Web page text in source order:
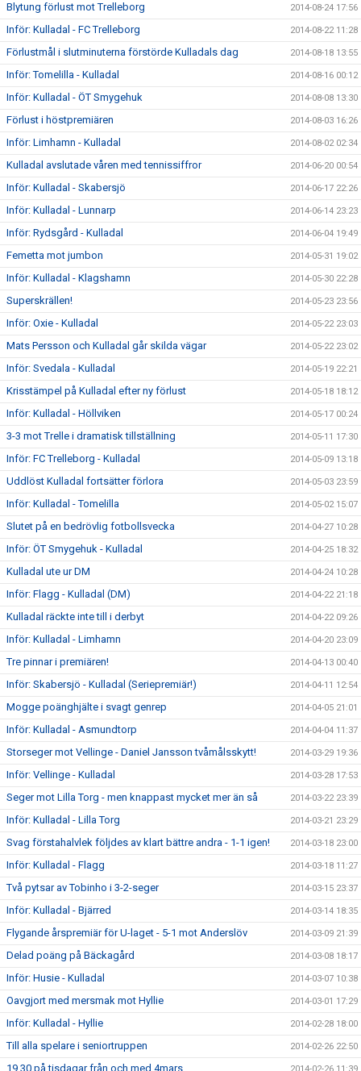
Blytung förlust mot Trelleborg 2014-08-24 17:56
Inför: Kulladal - FC Trelleborg 2014-08-22 11:28
Förlustmål i slutminuterna förstörde Kulladals dag 2014-08-18 13:55
Inför: Tomelilla - Kulladal 2014-08-16 00:12
Inför: Kulladal - ÖT Smygehuk 2014-08-08 13:30
Förlust i höstpremiären 2014-08-03 16:26
Inför: Limhamn - Kulladal 2014-08-02 02:34
Kulladal avslutade våren med tennissiffror 2014-06-20 00:54
Inför: Kulladal - Skabersjö 2014-06-17 22:26
Inför: Kulladal - Lunnarp 2014-06-14 23:23
Inför: Rydsgård - Kulladal 2014-06-04 19:49
Femetta mot jumbon 2014-05-31 19:02
Inför: Kulladal - Klagshamn 2014-05-30 22:28
Superskrällen! 2014-05-23 23:56
Inför: Oxie - Kulladal 2014-05-22 23:03
Mats Persson och Kulladal går skilda vägar 2014-05-22 23:02
Inför: Svedala - Kulladal 2014-05-19 22:21
Krisstämpel på Kulladal efter ny förlust 2014-05-18 18:12
Inför: Kulladal - Höllviken 2014-05-17 00:24
3-3 mot Trelle i dramatisk tillställning 2014-05-11 17:30
Inför: FC Trelleborg - Kulladal 2014-05-09 13:18
Uddlöst Kulladal fortsätter förlora 2014-05-03 23:59
Inför: Kulladal - Tomelilla 2014-05-02 15:07
Slutet på en bedrövlig fotbollsvecka 2014-04-27 10:28
Inför: ÖT Smygehuk - Kulladal 2014-04-25 18:32
Kulladal ute ur DM 2014-04-24 10:28
Inför: Flagg - Kulladal (DM) 2014-04-22 21:18
Kulladal räckte inte till i derbyt 2014-04-22 09:26
Inför: Kulladal - Limhamn 2014-04-20 23:09
Tre pinnar i premiären! 2014-04-13 00:40
Inför: Skabersjö - Kulladal (Seriepremiär!) 2014-04-11 12:54
Mogge poänghjälte i svagt genrep 2014-04-05 21:01
Inför: Kulladal - Asmundtorp 2014-04-04 11:37
Storseger mot Vellinge - Daniel Jansson tvåmålsskytt! 2014-03-29 19:36
Inför: Vellinge - Kulladal 2014-03-28 17:53
Seger mot Lilla Torg - men knappast mycket mer än så 2014-03-22 23:39
Inför: Kulladal - Lilla Torg 2014-03-21 23:29
Svag förstahalvlek följdes av klart bättre andra - 1-1 igen! 2014-03-18 23:00
Inför: Kulladal - Flagg 2014-03-18 11:27
Två pytsar av Tobinho i 3-2-seger 2014-03-15 23:37
Inför: Kulladal - Bjärred 2014-03-14 18:35
Flygande årspremiär för U-laget - 5-1 mot Anderslöv 2014-03-09 21:39
Delad poäng på Bäckagård 2014-03-08 18:17
Inför: Husie - Kulladal 2014-03-07 10:38
Oavgjort med mersmak mot Hyllie 2014-03-01 17:29
Inför: Kulladal - Hyllie 2014-02-28 18:00
Till alla spelare i seniortruppen 2014-02-26 22:50
19.30 på tisdagar från och med 4mars